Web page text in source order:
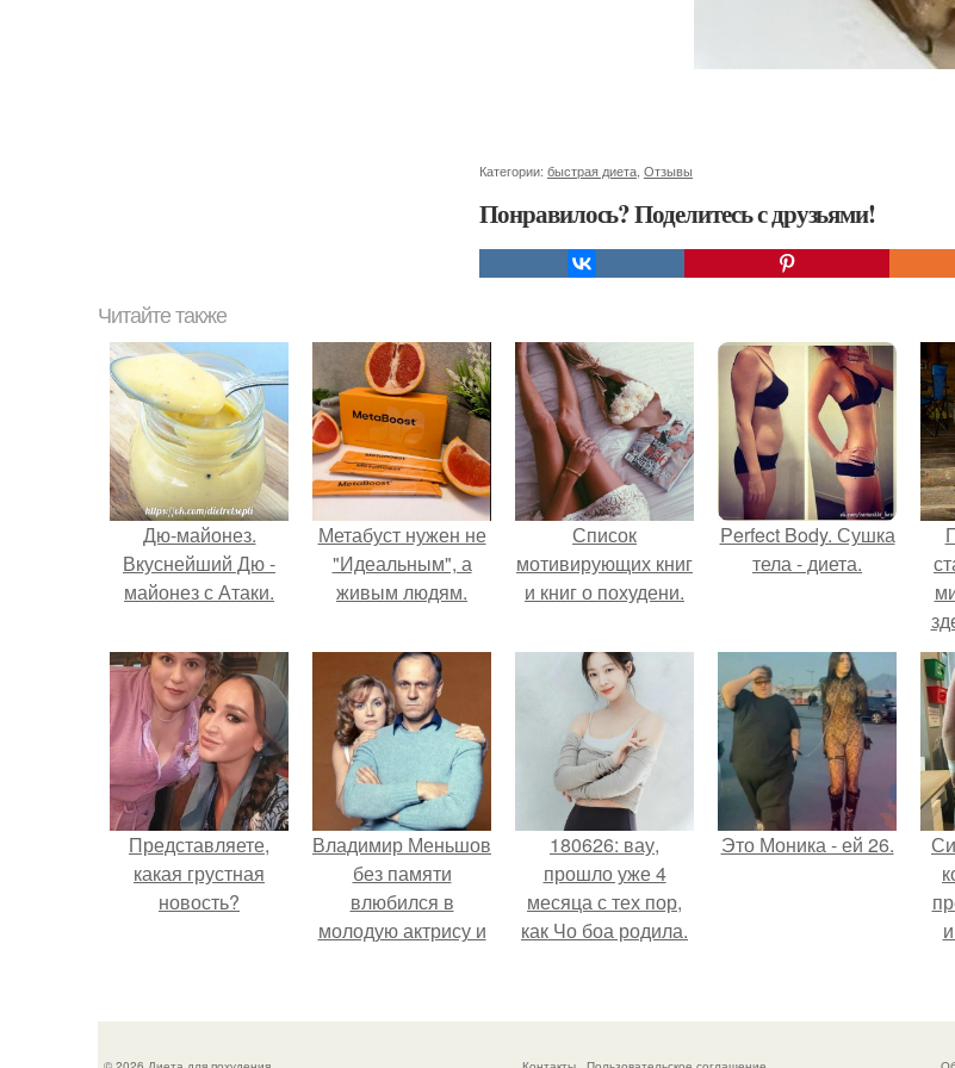
Категории: быстрая диета Отзывы
Понравилось? Поделитесь с друзьями!
Читайте также
Дю-майонез.
Вкуснейший Дю -
майонез с Атаки.
Метабуст нужен не
"Идеальным", а
живым людям.
Список
мотивирующих книг
и книг о похудени.
Perfect Body. Сушка
тела - диета.
Представляете,
какая грустная
новость?
Владимир Меньшов
без памяти
влюбился в
молодую актрису и
неё.
180626: вау,
прошло уже 4
месяца с тех пор,
как Чо боа родила.
Это Моника - ей 26.